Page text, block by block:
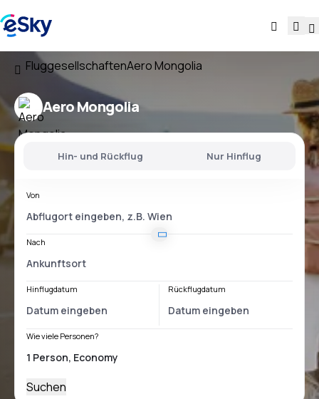
FluggesellschaftenAero Mongolia
Aero Mongolia
Hin- und Rückflug Nur Hinflug
Von
Nach
Hinflugdatum Rückflugdatum
Wie viele Personen?
Suchen